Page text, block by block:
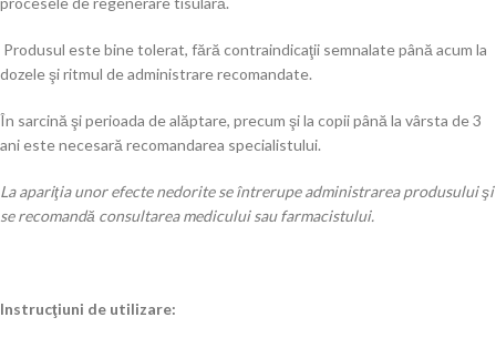
Produsul este bine tolerat, fără contraindicaţii semnalate până acum la
dozele şi ritmul de administrare recomandate.
În sarcină şi perioada de alăptare, precum şi la copii până la vârsta de 3
ani este necesară recomandarea specialistului.
La apariţia unor efecte nedorite se întrerupe administrarea produsului şi
se recomandă consultarea medicului sau farmacistului.
Instrucţiuni de utilizare: